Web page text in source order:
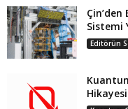
Sistemi
Editörün
Hikayesi